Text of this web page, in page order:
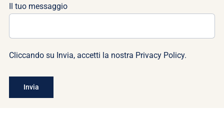
Il tuo messaggio
Cliccando su Invia, accetti la nostra Privacy Policy.